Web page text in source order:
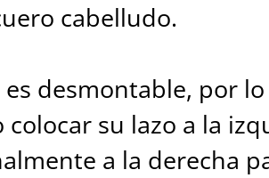
cabelludo.
es desmontable, por
su lazo a la
a la derecha